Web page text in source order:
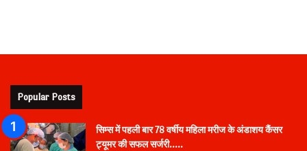
Popular Posts
सिम्स में पहली बार 78 वर्षीय महिला मरीज के अंडाशय कैंसर
ट्यूमर की सफल सर्जरी…..